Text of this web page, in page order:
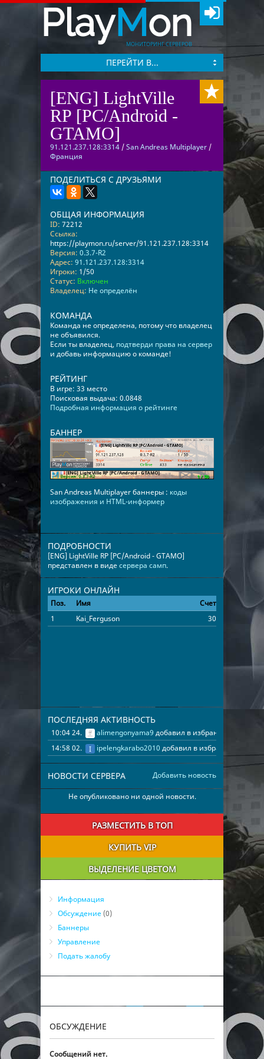
PlayMon
МОНИТОРИНГ СЕРВЕРОВ
ПЕРЕЙТИ В...
[ENG] LightVille
RP [PC/Android -
GTAMO]
91.121.237.128:3314 /San Andreas Multiplayer /
Франция
ПОДЕЛИТЬСЯ С ДРУЗЬЯМИ
ОБЩАЯ ИНФОРМАЦИЯ
ID: 72212
Ссылка:
https://playmon.ru/server/91.121.237.128:3314
Версия: 0.3.7-R2
Адрес: 91.121.237.128:3314
Игроки: 1/50
Статус: Включен
Владелец: Не определён
КОМАНДА
Команда не определена, потому что владелец
не объявился.
Если ты владелец, подтверди права на сервер
и добавь информацию о команде!
РЕЙТИНГ
В игре: 33 место
Поисковая выдача: 0.0848
Подробная информация о рейтинге
БАННЕР
San Andreas Multiplayer баннеры : коды
изображения и HTML-информер
ПОДРОБНОСТИ
[ENG] LightVille RP [PC/Android - GTAMO]
представлен в видесервера самп.
ИГРОКИ ОНЛАЙН
Поз. Имя Счет
1
Kai_Ferguson 30
ПОСЛЕДНЯЯ АКТИВНОСТЬ
10:04 24.07.2026alimengonyama9 добавил в избранные
14:58 02.07.2026ipelengkarabo2010 добавил в избранные
Добавить новость
НОВОСТИ СЕРВЕРА
Не опубликовано ни одной новости.
РАЗМЕСТИТЬ В ТОП
КУПИТЬ VIP
ВЫДЕЛЕНИЕ ЦВЕТОМ
Информация
Обсуждение (0)
Баннеры
Управление
Подать жалобу
ОБСУЖДЕНИЕ
Сообщений нет.